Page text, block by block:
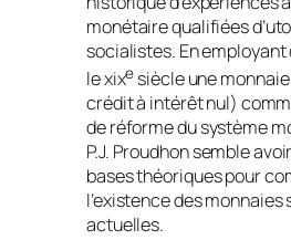
monétaire qualifiées
socialistes. En employant
le xixe siècle une
crédit à intérêt nul)
de réforme du système
P.J. Proudhon semble
bases théoriques pour
l’existence des monnaies
actuelles.